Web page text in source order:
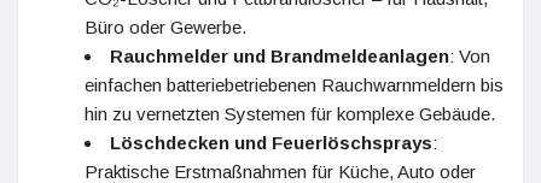
Büro oder Gewerbe.
Rauchmelder und Brandmeldeanlagen: Von
einfachen batteriebetriebenen Rauchwarnmeldern bis
hin zu vernetzten Systemen für komplexe Gebäude.
Löschdecken und Feuerlöschsprays:
Praktische Erstmaßnahmen für Küche, Auto oder